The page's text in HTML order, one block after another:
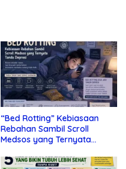
“Bed Rotting” Kebiasaan
Rebahan Sambil Scroll
Medsos yang Ternyata